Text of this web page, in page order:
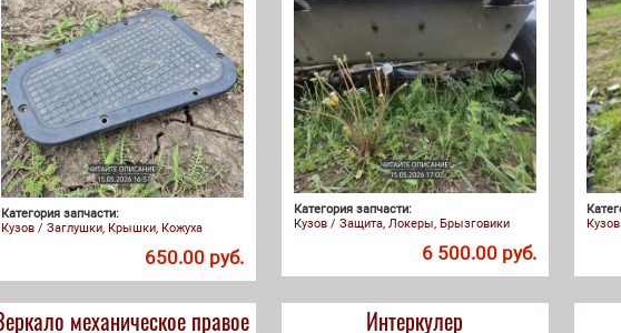
Категория запчасти:
Кузов / Заглушки, Крышки, Кожуха
650.00 руб.
Категория запчасти:
Кузов / Защита, Локеры, Брызговики
6 500.00 руб.
механическое правое Интеркулер